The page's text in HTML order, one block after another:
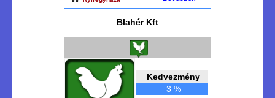
Blahér Kft
Kedvezmény
3 %